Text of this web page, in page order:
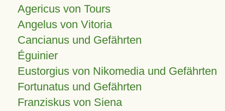
Agericus von Tours
Angelus von Vitoria
Cancianus und Gefährten
Éguinier
Eustorgius von Nikomedia und Gefährten
Fortunatus und Gefährten
Franziskus von Siena